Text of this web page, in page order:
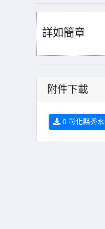
詳如簡章
附件下載
0.彰化縣秀